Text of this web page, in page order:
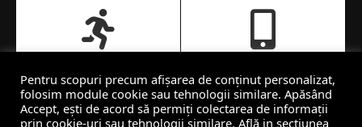
Sport si turism
Telefoane, tablete si
foto
Pentru scopuri precum afișarea de conținut personalizat,
folosim module cookie sau tehnologii similare. Apăsând
Accept, ești de acord să permiți colectarea de informații
prin cookie-uri sau tehnologii similare. Află in sectiunea